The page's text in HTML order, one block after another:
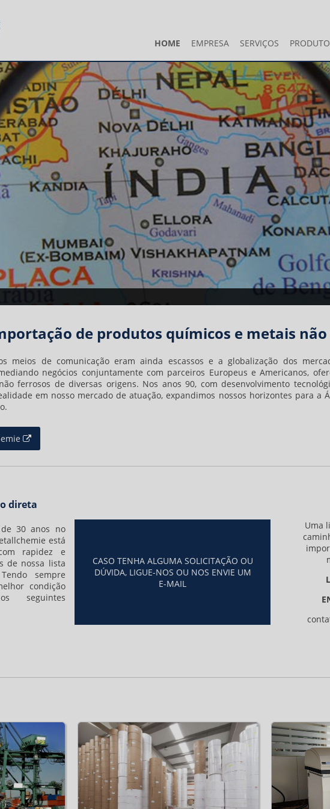
HOME EMPRESA SERVIÇOS
de produtos químicos e metais
meios de comunicação eram ainda escassos e a globalização dos
negócios conjuntamente com parceiros Europeus e Americanos,
ferrosos de diversas origens. Nos anos 90, com desenvolvimento
em nosso mercado de atuação, expandimos nossos horizontes para a
direta
30 anos no
está
rapidez e
de nossa lista
sempre
condição
seguintes
CASO TENHA ALGUMA SOLICITAÇÃO OU
DÚVIDA, LIGUE-NOS OU NOS ENVIE UM
E-MAIL
Uma